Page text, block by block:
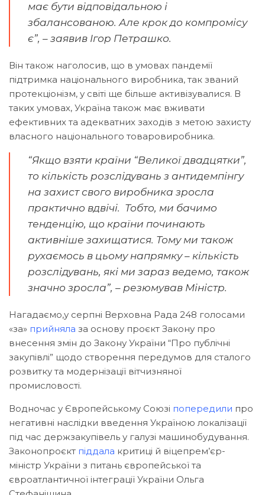
має бути відповідальною і
збалансованою. Але крок до компромісу
є”, – заявив Ігор Петрашко.
Він також наголосив, що в умовах пандемії
підтримка національного виробника, так званий
протекціонізм, у світі ще більше активізувалися. В
таких умовах, Україна також має вживати
ефективних та адекватних заходів з метою захисту
власного національного товаровиробника.
“Якщо взяти країни “Великої двадцятки”,
то кількість розслідувань з антидемпінгу
на захист свого виробника зросла
практично вдвічі. Тобто, ми бачимо
тенденцію, що країни починають
активніше захищатися. Тому ми також
рухаємось в цьому напрямку – кількість
розслідувань, які ми зараз ведемо, також
значно зросла”, – резюмував Міністр.
Нагадаємо,у серпні Верховна Рада 248 голосами
«за» прийняла за основу проєкт Закону про
внесення змін до Закону України “Про публічні
закупівлі” щодо створення передумов для сталого
розвитку та модернізації вітчизняної
промисловості.
Водночас у Європейському Союзі попередили про
негативні наслідки введення Україною локалізації
під час держзакупівель у галузі машинобудування.
Законопроєкт піддала критиці й віцепрем’єр-
міністр України з питань європейської та
євроатлантичної інтеграції України Ольга